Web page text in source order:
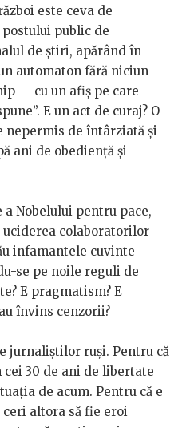
este ceva de
public de
de știri, apărând în
automaton fără niciun
— cu un afiș pe care
E un act de curaj? O
nepermis de întârziată și
ani de obediență și
a Nobelului pentru pace,
colaboratorilor
infamantele cuvinte
se pe noile reguli de
E pragmatism? E
învins cenzorii?
jurnaliștilor ruși. Pentru că
30 de ani de libertate
de acum. Pentru că e
altora să fie eroi